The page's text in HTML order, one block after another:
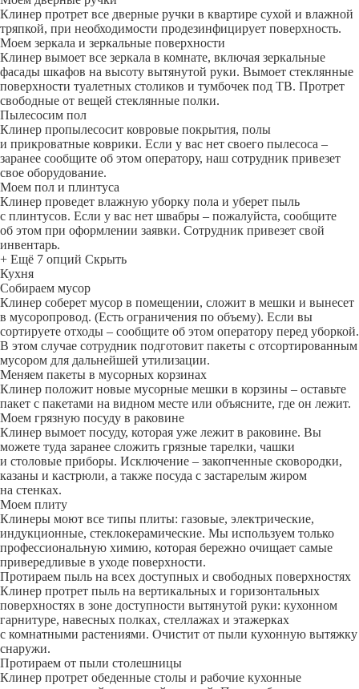
Клинер протрет все дверные ручки в квартире сухой и влажной
тряпкой, при необходимости продезинфицирует поверхность.
Моем зеркала и зеркальные поверхности
Клинер вымоет все зеркала в комнате, включая зеркальные
фасады шкафов на высоту вытянутой руки. Вымоет стеклянные
поверхности туалетных столиков и тумбочек под ТВ. Протрет
свободные от вещей стеклянные полки.
Пылесосим пол
Клинер пропылесосит ковровые покрытия, полы
и прикроватные коврики. Если у вас нет своего пылесоса –
заранее сообщите об этом оператору, наш сотрудник привезет
свое оборудование.
Моем пол и плинтуса
Клинер проведет влажную уборку пола и уберет пыль
с плинтусов. Если у вас нет швабры – пожалуйста, сообщите
об этом при оформлении заявки. Сотрудник привезет свой
инвентарь.
+ Ещё 7 опций Скрыть
Кухня
Собираем мусор
Клинер соберет мусор в помещении, сложит в мешки и вынесет
в мусоропровод. (Есть ограничения по объему). Если вы
сортируете отходы – сообщите об этом оператору перед уборкой.
В этом случае сотрудник подготовит пакеты с отсортированным
мусором для дальнейшей утилизации.
Меняем пакеты в мусорных корзинах
Клинер положит новые мусорные мешки в корзины – оставьте
пакет с пакетами на видном месте или объясните, где он лежит.
Моем грязную посуду в раковине
Клинер вымоет посуду, которая уже лежит в раковине. Вы
можете туда заранее сложить грязные тарелки, чашки
и столовые приборы. Исключение – закопченные сковородки,
казаны и кастрюли, а также посуда с застарелым жиром
на стенках.
Моем плиту
Клинеры моют все типы плиты: газовые, электрические,
индукционные, стеклокерамические. Мы используем только
профессиональную химию, которая бережно очищает самые
привередливые в уходе поверхности.
Протираем пыль на всех доступных и свободных поверхностях
Клинер протрет пыль на вертикальных и горизонтальных
поверхностях в зоне доступности вытянутой руки: кухонном
гарнитуре, навесных полках, стеллажах и этажерках
с комнатными растениями. Очистит от пыли кухонную вытяжку
снаружи.
Протираем от пыли столешницы
Клинер протрет обеденные столы и рабочие кухонные